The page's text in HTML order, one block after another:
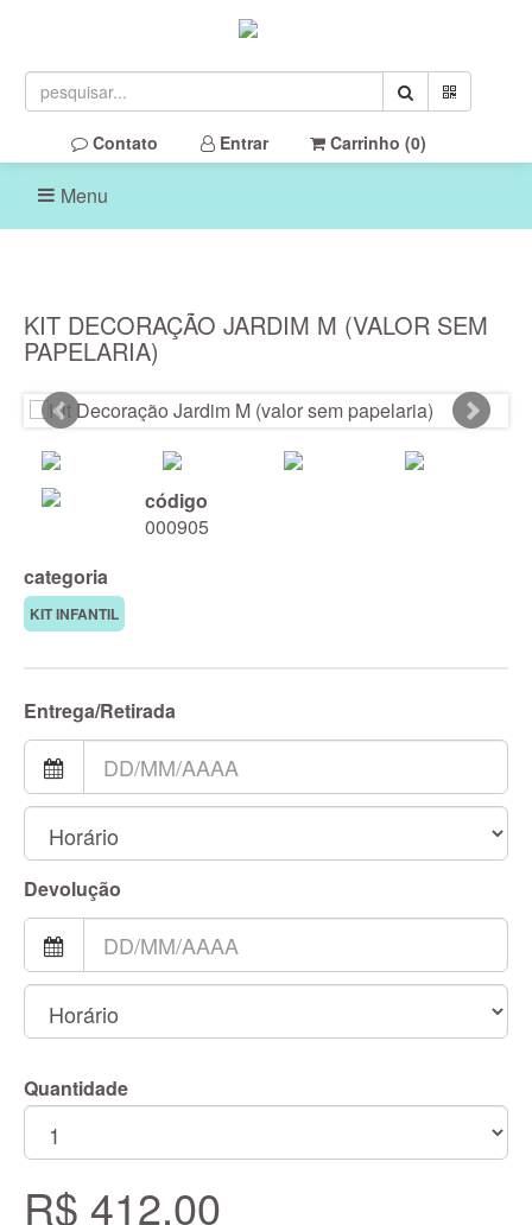
Contato Entrar Carrinho (0)
Menu
KIT DECORAÇÃO JARDIM M (VALOR SEM
PAPELARIA)
código
000905
categoria
KIT INFANTIL
Entrega/Retirada
Devolução
Quantidade
R$ 412,00